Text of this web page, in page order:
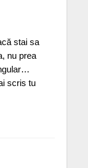
stai sa
nu prea
scris tu